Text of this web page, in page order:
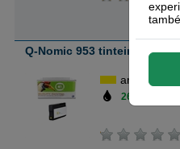
Q-Nomic 953 tinteiro
amarelo
26 ml